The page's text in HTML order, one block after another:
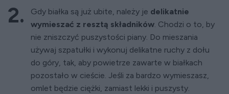
Gdy białka są już ubite, należy je delikatnie
wymieszać z resztą składników. Chodzi o to, by
nie zniszczyć puszystości piany. Do mieszania
używaj szpatułki i wykonuj delikatne ruchy z dołu
do góry, tak, aby powietrze zawarte w białkach
pozostało w cieście. Jeśli za bardzo wymieszasz,
omlet będzie ciężki, zamiast lekki i puszysty.